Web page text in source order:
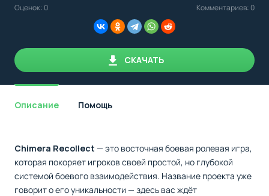
необходимые
Оценок: 0 Комментариев: 0
СКАЧАТЬ
Описание Помощь
Chimera Recollect — это восточная боевая ролевая игра,
которая покоряет игроков своей простой, но глубокой
системой боевого взаимодействия. Название проекта уже
говорит о его уникальности — здесь вас ждёт